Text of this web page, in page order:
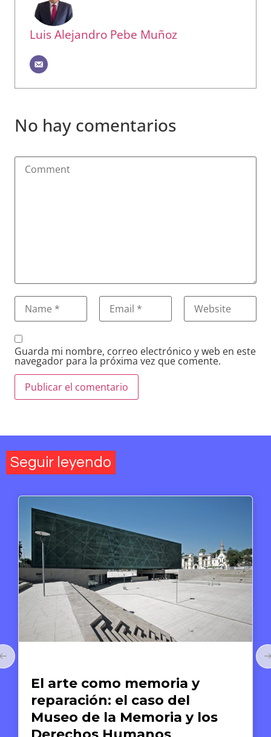
Luis Alejandro Pebe Muñoz
No hay comentarios
Guarda mi nombre, correo electrónico y web en este
navegador para la próxima vez que comente.
Seguir leyendo
El arte como memoria y
reparación: el caso del
Museo de la Memoria y los